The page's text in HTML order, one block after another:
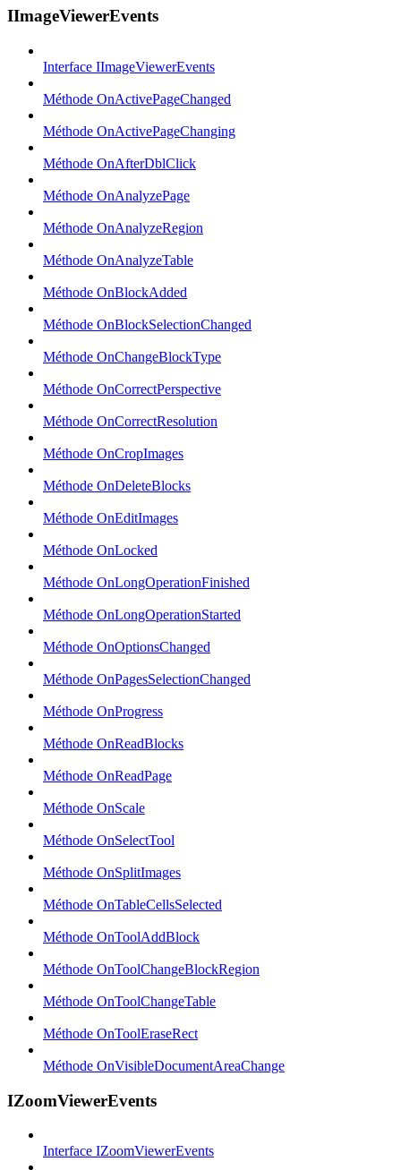
IImageViewerEvents
Interface IImageViewerEvents
Méthode OnActivePageChanged
Méthode OnActivePageChanging
Méthode OnAfterDblClick
Méthode OnAnalyzePage
Méthode OnAnalyzeRegion
Méthode OnAnalyzeTable
Méthode OnBlockAdded
Méthode OnBlockSelectionChanged
Méthode OnChangeBlockType
Méthode OnCorrectPerspective
Méthode OnCorrectResolution
Méthode OnCropImages
Méthode OnDeleteBlocks
Méthode OnEditImages
Méthode OnLocked
Méthode OnLongOperationFinished
Méthode OnLongOperationStarted
Méthode OnOptionsChanged
Méthode OnPagesSelectionChanged
Méthode OnProgress
Méthode OnReadBlocks
Méthode OnReadPage
Méthode OnScale
Méthode OnSelectTool
Méthode OnSplitImages
Méthode OnTableCellsSelected
Méthode OnToolAddBlock
Méthode OnToolChangeBlockRegion
Méthode OnToolChangeTable
Méthode OnToolEraseRect
Méthode OnVisibleDocumentAreaChange
IZoomViewerEvents
Interface IZoomViewerEvents